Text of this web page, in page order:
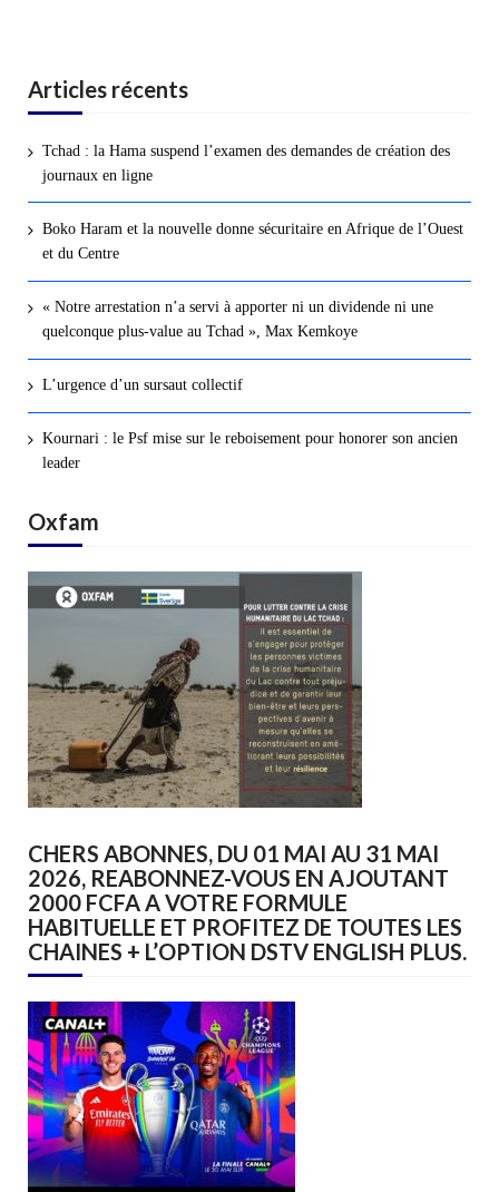
Articles récents
Tchad : la Hama suspend l’examen des demandes de création des
journaux en ligne
Boko Haram et la nouvelle donne sécuritaire en Afrique de l’Ouest
et du Centre
« Notre arrestation n’a servi à apporter ni un dividende ni une
quelconque plus-value au Tchad », Max Kemkoye
L’urgence d’un sursaut collectif
Kournari : le Psf mise sur le reboisement pour honorer son ancien
leader
Oxfam
CHERS ABONNES, DU 01 MAI AU 31 MAI
2026, REABONNEZ-VOUS EN AJOUTANT
2000 FCFA A VOTRE FORMULE
HABITUELLE ET PROFITEZ DE TOUTES LES
CHAINES + L’OPTION DSTV ENGLISH PLUS.